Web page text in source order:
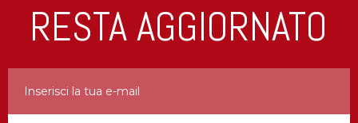
RESTA AGGIORNATO